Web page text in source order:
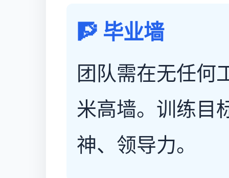
🧗 毕业墙
团队需在无任何
米高墙。训练目
神、领导力。